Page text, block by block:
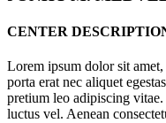
CENTER
Lorem ipsum dolor sit
porta erat nec aliquet
pretium leo adipiscing
luctus vel. Aenean